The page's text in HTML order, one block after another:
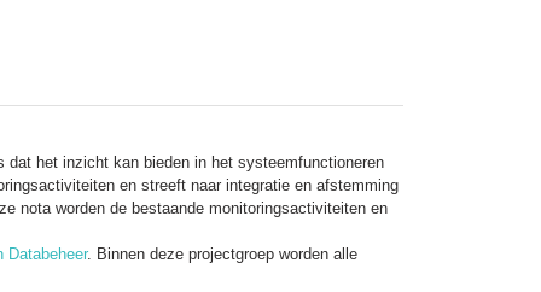
dat het inzicht kan bieden in het systeemfunctioneren
en streeft naar integratie en afstemming
nota worden de bestaande monitoringsactiviteiten en
Databeheer. Binnen deze projectgroep worden alle